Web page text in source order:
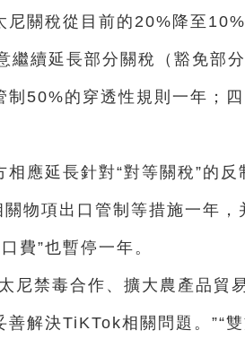
尼關稅從目前的20%降至
繼續延長部分關稅（豁免部
50%的穿透性規則一年；
相應延長針對“對等關稅”的
物項出口管制等措施一年，
費”也暫停一年。
尼禁毒合作、擴大農產品貿
善解決TiKTok相關問題。”“